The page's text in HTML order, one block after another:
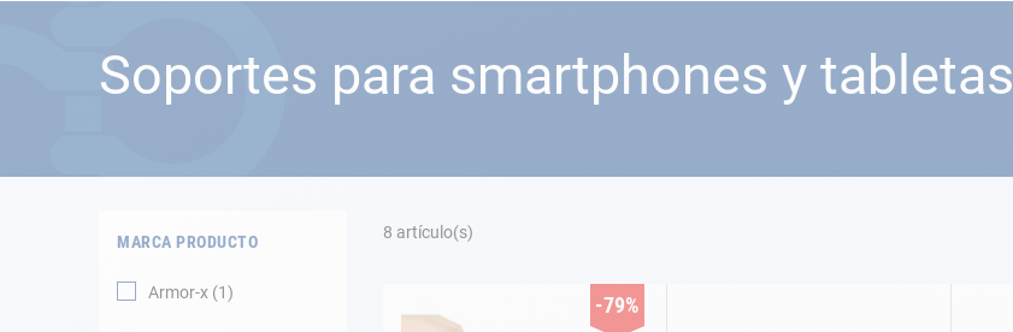
SeguridadSoportes para smartphones y tabletas
8 artículo(s)
-79%
MARCA PRODUCTO
Armor-x 1